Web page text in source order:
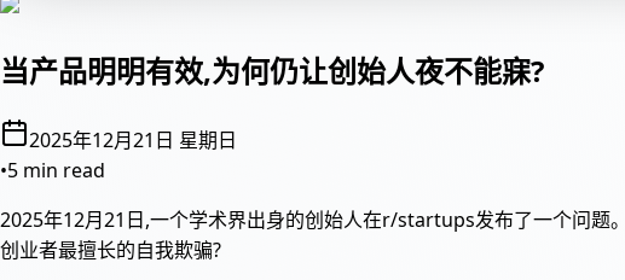
当产品明明有效,为何仍让创始人夜不能寐?
2025年12月21日 星期日
•5 min read
2025年12月21日,一个学术界出身的创始人在r/startups发布了一个问
创业者最擅长的自我欺骗?